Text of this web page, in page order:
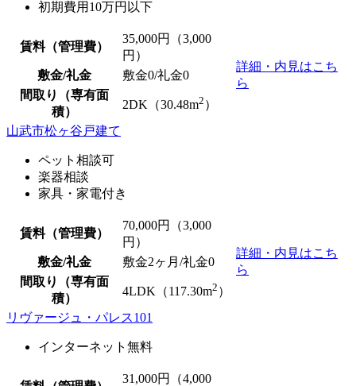
初期費用10万円以下
賃料（管理費）
35,000円（3,000
円）
詳細・内見はこち
ら
敷金/礼金 敷金0/礼金0
間取り（専有面
積）
2DK（30.48m2 ）
山武市松ヶ谷戸建て
ペット相談可
楽器相談
家具・家電付き
賃料（管理費）
70,000円（3,000
円）
詳細・内見はこち
ら
敷金/礼金 敷金2ヶ月/礼金0
間取り（専有面
積）
4LDK（117.30m2 ）
リヴァージュ・パレス101
インターネット無料
31,000円（4,000